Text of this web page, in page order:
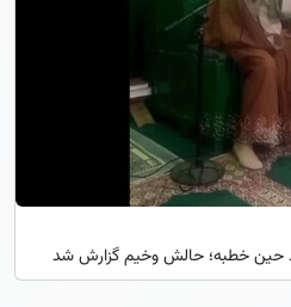
حین خطبه؛ حالش وخیم گزارش شد